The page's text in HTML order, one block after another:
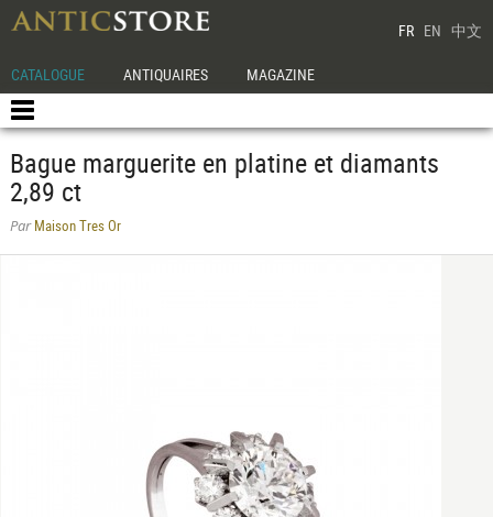
FR EN 中文
CATALOGUE ANTIQUAIRES MAGAZINE
Bague marguerite en platine et diamants
2,89 ct
ParMaison Tres Or